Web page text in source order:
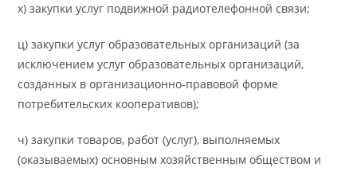
х) закупки услуг подвижной радиотелефонной связи;
ц) закупки услуг образовательных организаций (за
исключением услуг образовательных организаций,
созданных в организационно-правовой форме
потребительских кооперативов);
ч) закупки товаров, работ (услуг), выполняемых
(оказываемых) основным хозяйственным обществом и